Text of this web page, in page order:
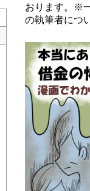
おります。※
の執筆者につ